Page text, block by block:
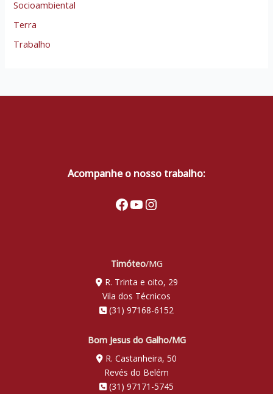
Socioambiental
Terra
Trabalho
Acompanhe o nosso trabalho:
Facebook
Youtube
Instagram
Timóteo/MG
R. Trinta e oito, 29
Vila dos Técnicos
(31) 97168-6152
Bom Jesus do Galho/MG
R. Castanheira, 50
Revés do Belém
(31) 97171-5745